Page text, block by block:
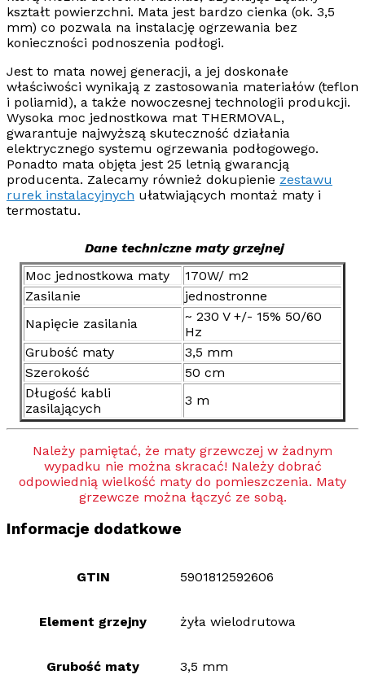
kształt powierzchni. Mata jest bardzo cienka (ok. 3,5
mm) co pozwala na instalację ogrzewania bez
konieczności podnoszenia podłogi.
Jest to mata nowej generacji, a jej doskonałe
właściwości wynikają z zastosowania materiałów (teflon
i poliamid), a także nowoczesnej technologii produkcji.
Wysoka moc jednostkowa mat THERMOVAL,
gwarantuje najwyższą skuteczność działania
elektrycznego systemu ogrzewania podłogowego.
Ponadto mata objęta jest 25 letnią gwarancją
producenta. Zalecamy również dokupienie zestawu
rurek instalacyjnych ułatwiających montaż maty i
termostatu.
Dane techniczne maty grzejnej
Moc jednostkowa maty
170W/ m2
Zasilanie
jednostronne
Napięcie zasilania
~ 230 V +/- 15% 50/60
Hz
Grubość maty
3,5 mm
Szerokość
50 cm
Długość kabli
zasilających
3 m
Należy pamiętać, że maty grzewczej w żadnym
wypadku nie można skracać! Należy dobrać
odpowiednią wielkość maty do pomieszczenia. Maty
grzewcze można łączyć ze sobą.
Informacje dodatkowe
GTIN 5901812592606
Element grzejny żyła wielodrutowa
Grubość maty 3,5 mm